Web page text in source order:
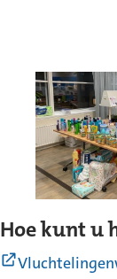
Hoe kunt u